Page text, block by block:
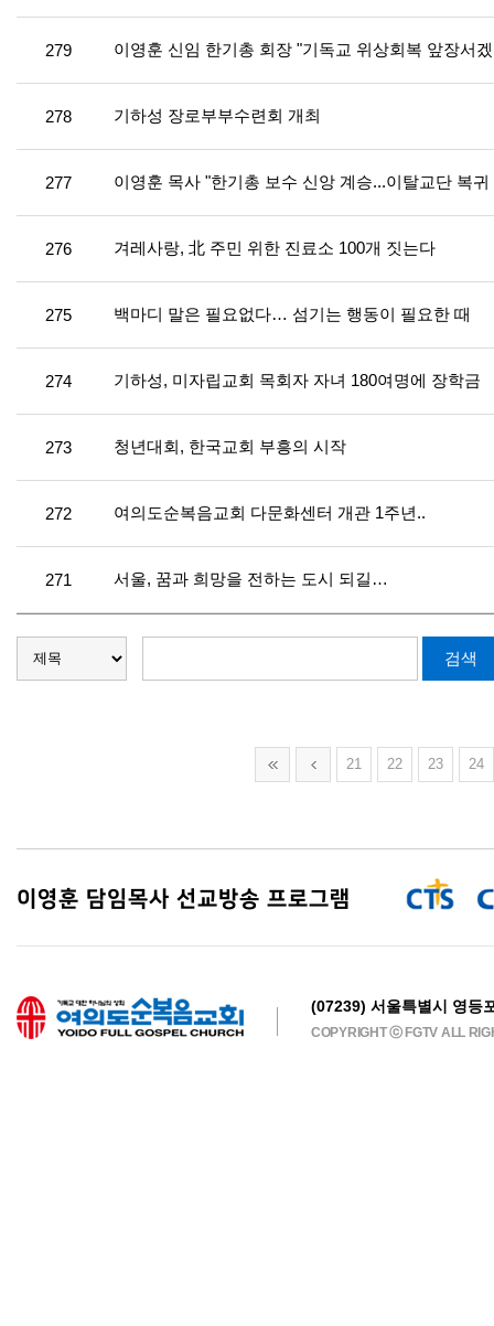
279 이영훈 신임 한기총 회장 "기독교 위상회복 앞장서
278 기하성 장로부부수련회 개최
277 이영훈 목사 "한기총 보수 신앙 계승...이탈교단 복
276 겨레사랑, 北 주민 위한 진료소 100개 짓는다
275 백마디 말은 필요없다… 섬기는 행동이 필요한 때
274 기하성, 미자립교회 목회자 자녀 180여명에 장학금
273 청년대회, 한국교회 부흥의 시작
272 여의도순복음교회 다문화센터 개관 1주년..
271 서울, 꿈과 희망을 전하는 도시 되길…
21 22 23 24
이영훈 담임목사 선교방송 프로그램
(07239) 서울특별시 영등
COPYRIGHT ⓒ FGTV ALL